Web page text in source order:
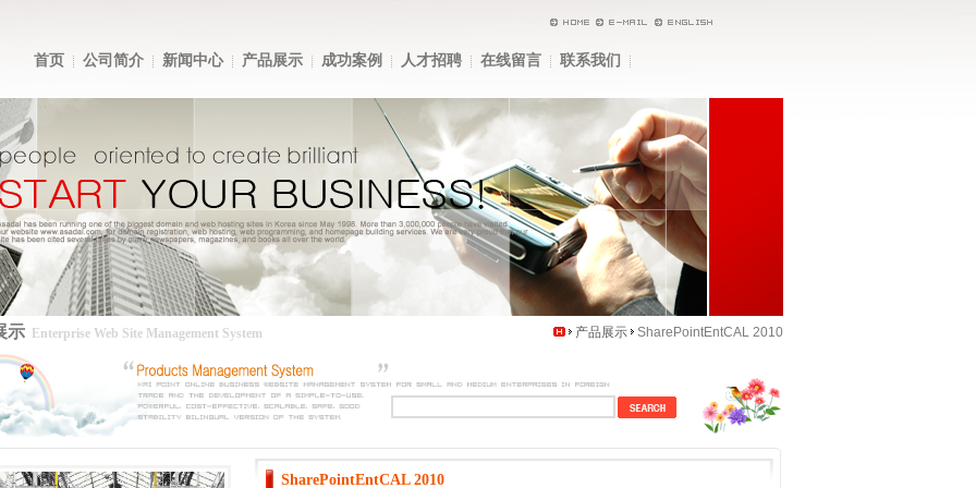
首页 公司简介 新闻中心 产品展示 成功案例 人才招聘 在线留言 联系我们
示 Enterprise Web Site Management System 产品展示 SharePointEntCAL 2010
SharePointEntCAL 2010